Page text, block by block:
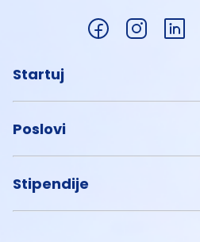
Startuj
Poslovi
Stipendije